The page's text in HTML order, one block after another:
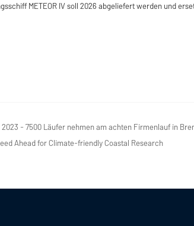
METEOR IV soll 2026 abgeliefert werden und
2023 - 7500 Läufer nehmen am achten Firmenlauf in
Ahead for Climate-friendly Coastal Research